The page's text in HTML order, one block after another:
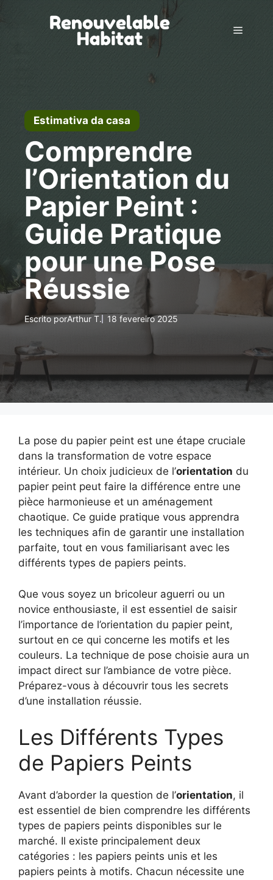
Menu
Estimativa da casa
Comprendre
l’Orientation du
Papier Peint :
Guide Pratique
pour une Pose
Réussie
Escrito porArthur T. 18 fevereiro 2025
La pose du papier peint est une étape cruciale
dans la transformation de votre espace
intérieur. Un choix judicieux de l’orientation du
papier peint peut faire la différence entre une
pièce harmonieuse et un aménagement
chaotique. Ce guide pratique vous apprendra
les techniques afin de garantir une installation
parfaite, tout en vous familiarisant avec les
différents types de papiers peints.
Que vous soyez un bricoleur aguerri ou un
novice enthousiaste, il est essentiel de saisir
l’importance de l’orientation du papier peint,
surtout en ce qui concerne les motifs et les
couleurs. La technique de pose choisie aura un
impact direct sur l’ambiance de votre pièce.
Préparez-vous à découvrir tous les secrets
d’une installation réussie.
Les Différents Types
de Papiers Peints
Avant d’aborder la question de l’orientation, il
est essentiel de bien comprendre les différents
types de papiers peints disponibles sur le
marché. Il existe principalement deux
catégories : les papiers peints unis et les
papiers peints à motifs. Chacun nécessite une